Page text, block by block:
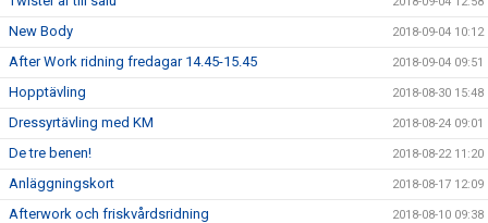
New Body 2018-09-04 10:12
After Work ridning fredagar 14.45-15.45 2018-09-04 09:51
Hopptävling 2018-08-30 15:48
Dressyrtävling med KM 2018-08-24 09:01
De tre benen! 2018-08-22 11:20
Anläggningskort 2018-08-17 12:09
Afterwork och friskvårdsridning 2018-08-10 09:38